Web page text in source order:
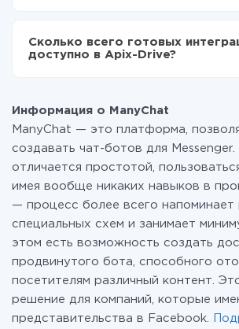
функционал. Вы оплачиваете только
данных, которые по факту
перейти на платный, при
отарифах
Сколько всего готовых
доступно в Apix-Drive?
Информация о ManyChat
ManyChat — это платформа,
создавать чат-ботов для
отличается простотой,
имея вообще никаких навыков в
— процесс более всего напоминает
специальных схем и занимает
этом есть возможность создать
продвинутого бота, способного
посетителям различный контент.
решение для компаний, которые
представительства в Facebook.